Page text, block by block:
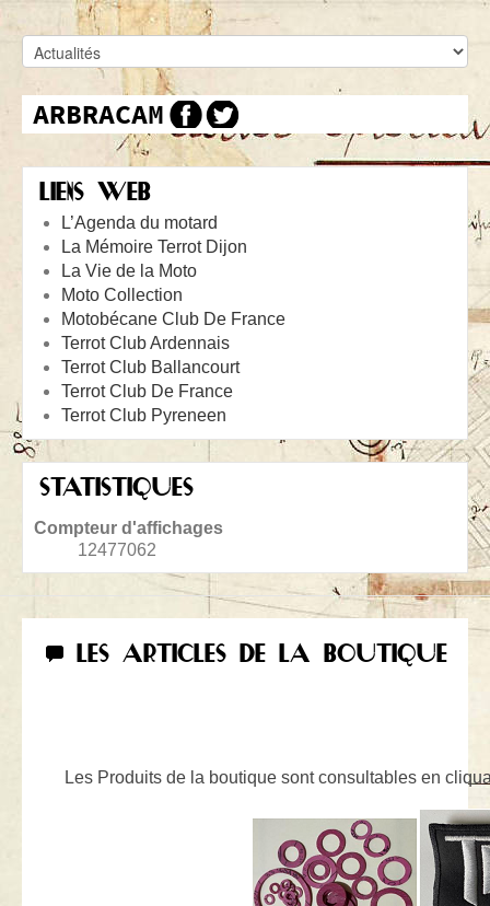
LIENS WEB
L’Agenda du motard
La Mémoire Terrot Dijon
La Vie de la Moto
Moto Collection
Motobécane Club De France
Terrot Club Ardennais
Terrot Club Ballancourt
Terrot Club De France
Terrot Club Pyreneen
STATISTIQUES
Compteur d'affichages
12477062
LES ARTICLES DE LA BOUTIQUE
Les Produits de la boutique sont consultables en